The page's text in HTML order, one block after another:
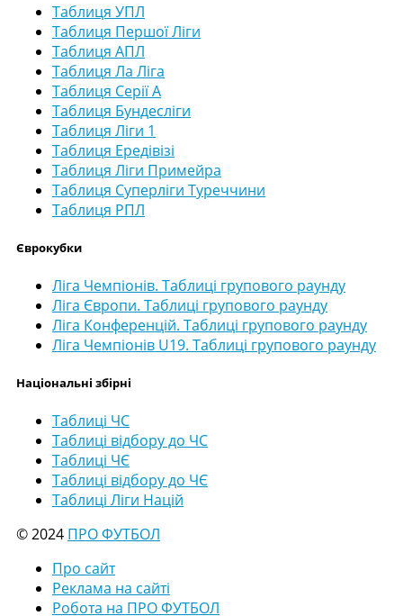
Таблиця УПЛ
Таблиця Першої Ліги
Таблиця АПЛ
Таблиця Ла Ліга
Таблиця Серії А
Таблиця Бундесліги
Таблиця Ліги 1
Таблиця Ередівізі
Таблиця Ліги Примейра
Таблиця Суперліги Туреччини
Таблиця РПЛ
Єврокубки
Ліга Чемпіонів. Таблиці групового раунду
Ліга Європи. Таблиці групового раунду
Ліга Конференцій. Таблиці групового раунду
Ліга Чемпіонів U19. Таблиці групового раунду
Національні збірні
Таблиці ЧС
Таблиці відбору до ЧС
Таблиці ЧЄ
Таблиці відбору до ЧЄ
Таблиці Ліги Націй
© 2024 ПРО ФУТБОЛ
Про сайт
Реклама на сайті
Робота на ПРО ФУТБОЛ